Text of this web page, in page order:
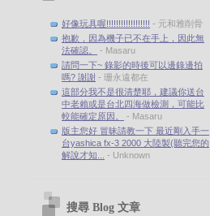
好像玩具喔!!!!!!!!!!!!!!!!!! - 元和雅削骨
抱歉，因為機子已不在手上，因此無
法確認。
- Masaru
請問一下~ 錄影的時後可以邊錄邊拍
嗎? 謝謝 - 珊永遠都在
這部分我不是很清楚耶，建議你送台
中老賴或是台北四海做檢測，可能比
較能確定原因。
- Masaru
版主您好 冒昧請教一下 最近剛入手一
台yashica fx-3 2000 大陸製(聽完您的
解說才知...
- Unknown
搜尋 Blog 文章